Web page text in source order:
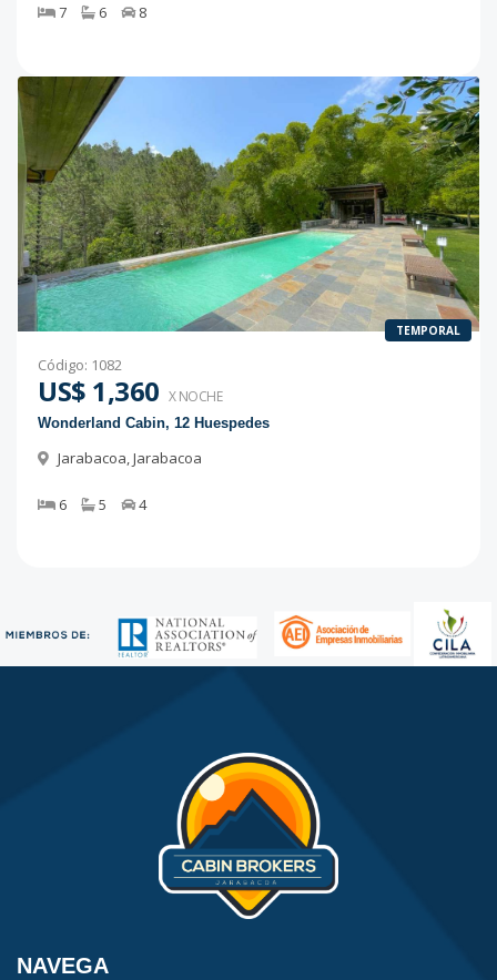
7 6 8
TEMPORAL
Código: 1082
US$ 1,360 X NOCHE
Wonderland Cabin, 12 Huespedes
Jarabacoa,Jarabacoa
6 5 4
NAVEGA